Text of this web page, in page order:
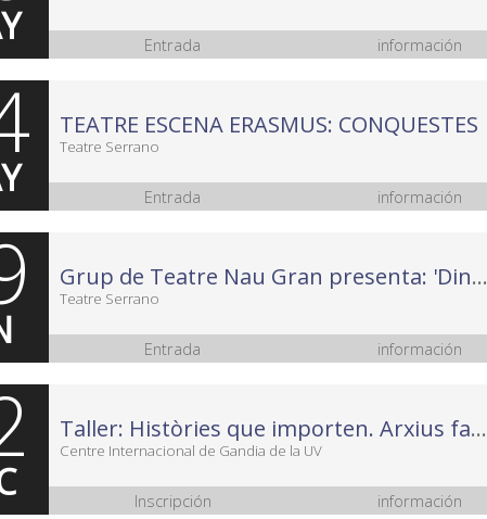
Entrada información
TEATRE ESCENA ERASMUS: CONQUESTES
Teatre Serrano
Entrada información
Grup de Teatre Nau Gran presenta: 'Diners Negres'
Teatre Serrano
Entrada información
Taller: Històries que importen. Arxius familiars, records, fotografia i creació
Centre Internacional de Gandia de la UV
Inscripción información